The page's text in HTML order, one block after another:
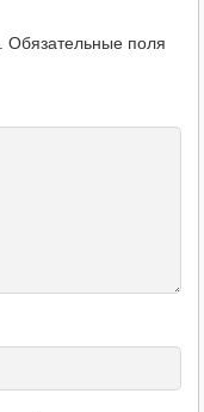
Обязательные поля